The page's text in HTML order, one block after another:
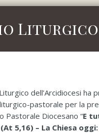
Liturgico
dell’Arcidiocesi ha
pastorale per la
Pastorale Diocesano “E
5,16) – La Chiesa